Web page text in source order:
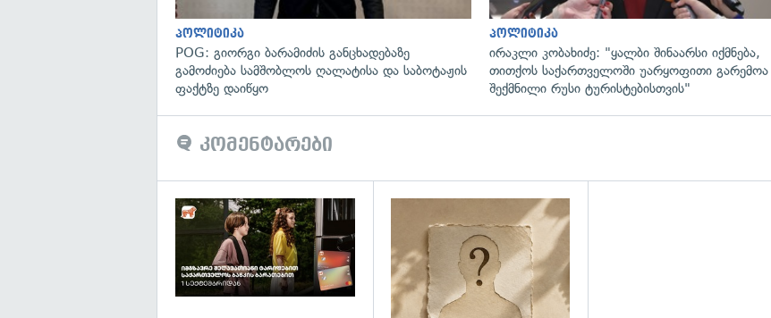
პოლიტიკა
POG: გიორგი ბარამიძის განცხადებაზე
გამოძიება სამშობლოს ღალატისა და საბოტაჟის
ფაქტზე დაიწყო
პოლიტიკა
ირაკლი კობახიძე: "ყალბი შინაარსი იქმნება,
თითქოს საქართველოში უარყოფითი გარემოა
შექმნილი რუსი ტურისტებისთვის"
კომენტარები